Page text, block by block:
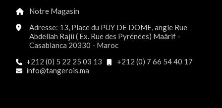
Notre Magasin
Adresse: 13, Place du PUY DE DOME, angle Rue
Abdellah Rajii ( Ex. Rue des Pyrénées) Maârif -
Casablanca 20330 - Maroc
+212 (0) 5 22 25 03 13
+212 (0) 7 66 54 40 17
info@tangerois.ma